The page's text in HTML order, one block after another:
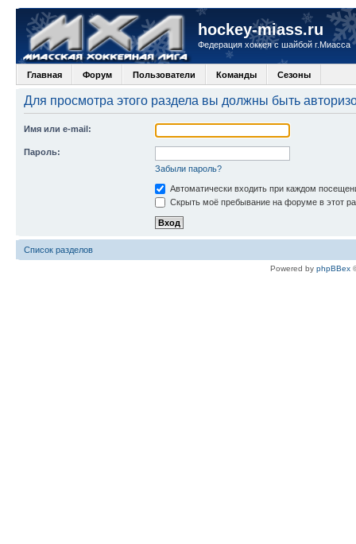
hockey-miass.ru
Федерация хоккея с шайбой г.Миасса
Главная Форум Пользователи Команды Сезоны
Для просмотра этого раздела вы должны быть
Имя или e-mail:
Пароль:
Забыли пароль?
Автоматически входить при каждом
Скрыть моё пребывание на форуме в этот
Список разделов
Powered by phpBBex